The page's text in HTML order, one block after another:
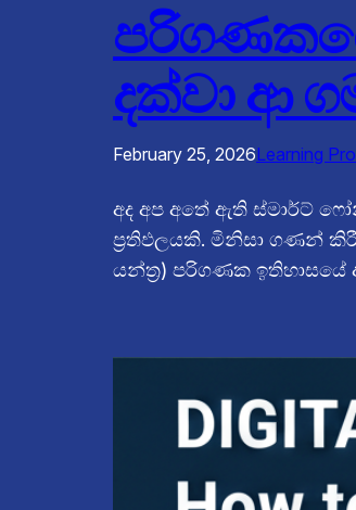
දක්වා ආ
February 25, 2026Learning
අද අප අතේ ඇති ස්මාර්ට්
ප්‍රතිඵලයකි. මිනිසා ගණන්
යන්ත්‍ර) පරිගණක